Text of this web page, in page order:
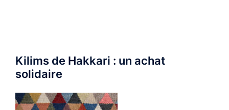
Kilims de Hakkari : un achat
solidaire